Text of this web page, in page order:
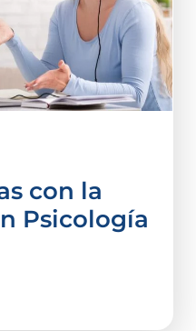
con la
Psicología